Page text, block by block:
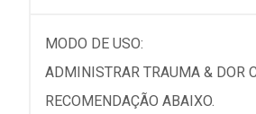
MODO DE USO:
ADMINISTRAR TRAUMA & DOR
RECOMENDAÇÃO ABAIXO.